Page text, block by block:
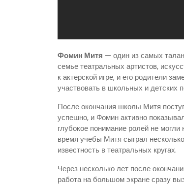
Фомин Митя — один из самых
семье театральных артистов,
к актерской игре, и его родители
участвовать в школьных и детских
После окончания школы Митя
успешно, и Фомин активно
глубокое понимание ролей не
время учебы Митя сыграл
известность в театральных кругах.
Через несколько лет после
работа на большом экране сразу